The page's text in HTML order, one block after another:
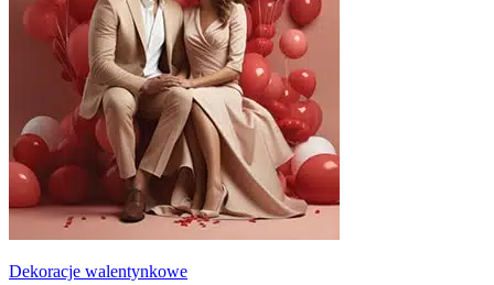
Dekoracje walentynkowe